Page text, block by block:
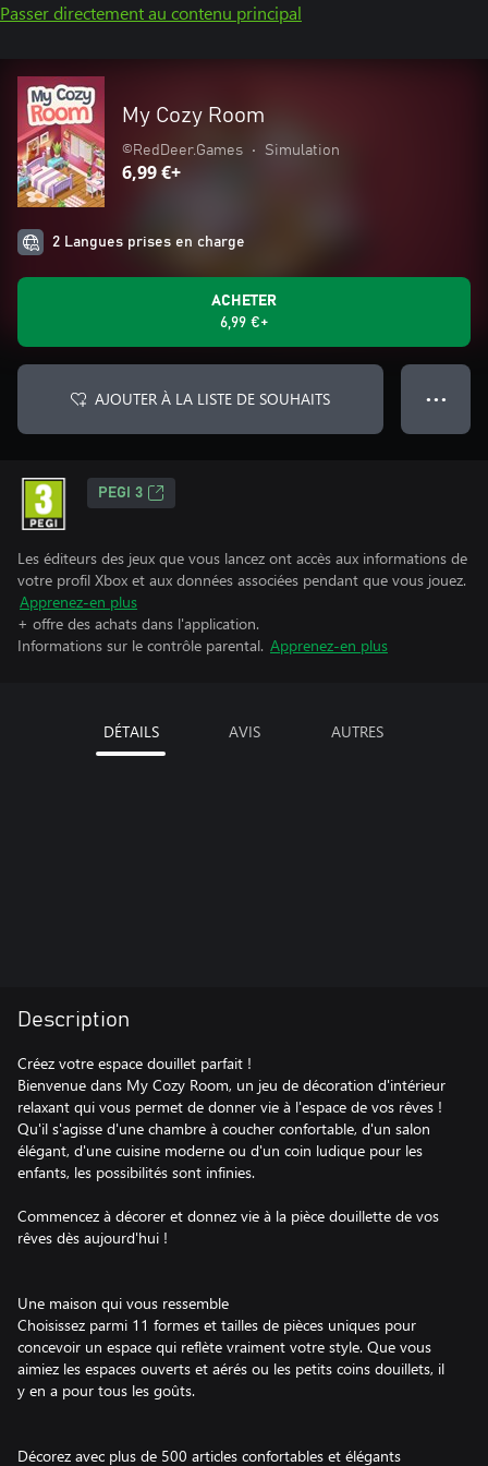
Passer directement au contenu principal
My Cozy Room
©RedDeer.Games • Simulation
6,99 €+
2 Langues prises en charge
ACHETER
6,99 €+
AJOUTER À LA LISTE DE SOUHAITS ● ● ●
PEGI 3
Les éditeurs des jeux que vous lancez ont accès aux informations de
votre profil Xbox et aux données associées pendant que vous jouez.
Apprenez-en plus
+ offre des achats dans l'application.
Informations sur le contrôle parental. Apprenez-en plus
DÉTAILS AVIS AUTRES
Description
Créez votre espace douillet parfait !
Bienvenue dans My Cozy Room, un jeu de décoration d'intérieur
relaxant qui vous permet de donner vie à l'espace de vos rêves !
Qu'il s'agisse d'une chambre à coucher confortable, d'un salon
élégant, d'une cuisine moderne ou d'un coin ludique pour les
enfants, les possibilités sont infinies.
Commencez à décorer et donnez vie à la pièce douillette de vos
rêves dès aujourd'hui !
Une maison qui vous ressemble
Choisissez parmi 11 formes et tailles de pièces uniques pour
concevoir un espace qui reflète vraiment votre style. Que vous
aimiez les espaces ouverts et aérés ou les petits coins douillets, il
y en a pour tous les goûts.
Décorez avec plus de 500 articles confortables et élégants